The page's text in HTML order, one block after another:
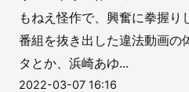
もねえ怪作で、興奮に拳握
番組を抜き出した違法動画の
タとか、浜崎あゆ...
2022-03-07 16:16